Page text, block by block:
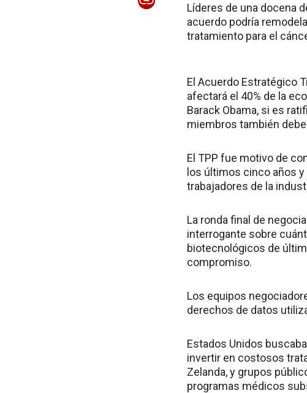
Líderes de una docena
acuerdo podría
tratamiento para el
El Acuerdo Estratégico
afectará el 40% de la
Barack Obama, si es
miembros también
El TPP fue motivo de
los últimos cinco años
trabajadores de la
La ronda final de
interrogante sobre
biotecnológicos de
compromiso.
Los equipos
derechos de datos
Estados Unidos
invertir en costosos
Zelanda, y grupos
programas médicos